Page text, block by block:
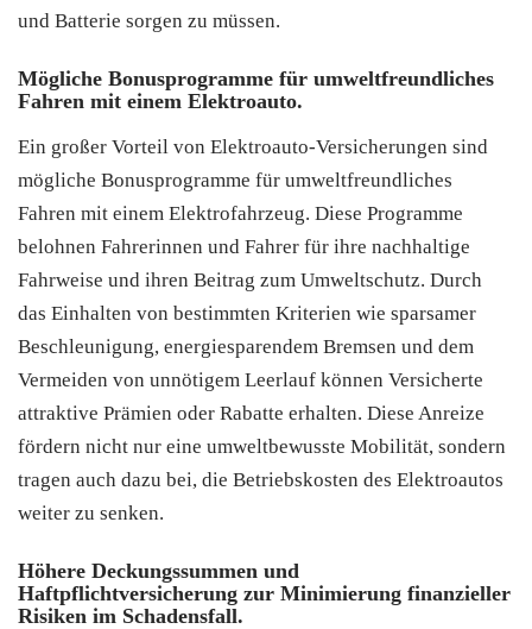
und Batterie sorgen zu müssen.
Mögliche Bonusprogramme für umweltfreundliches
Fahren mit einem Elektroauto.
Ein großer Vorteil von Elektroauto-Versicherungen sind
mögliche Bonusprogramme für umweltfreundliches
Fahren mit einem Elektrofahrzeug. Diese Programme
belohnen Fahrerinnen und Fahrer für ihre nachhaltige
Fahrweise und ihren Beitrag zum Umweltschutz. Durch
das Einhalten von bestimmten Kriterien wie sparsamer
Beschleunigung, energiesparendem Bremsen und dem
Vermeiden von unnötigem Leerlauf können Versicherte
attraktive Prämien oder Rabatte erhalten. Diese Anreize
fördern nicht nur eine umweltbewusste Mobilität, sondern
tragen auch dazu bei, die Betriebskosten des Elektroautos
weiter zu senken.
Höhere Deckungssummen und
Haftpflichtversicherung zur Minimierung finanzieller
Risiken im Schadensfall.